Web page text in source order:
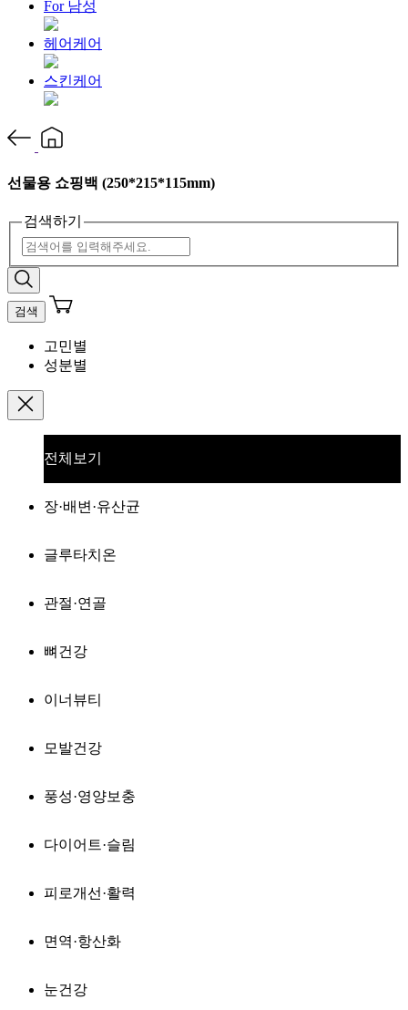
For 남성
헤어케어
스킨케어
선물용 쇼핑백 (250*215*115mm)
검색하기
검색
고민별
성분별
전체보기
장·배변·유산균
글루타치온
관절·연골
뼈건강
이너뷰티
모발건강
풍성·영양보충
다이어트·슬림
피로개선·활력
면역·항산화
눈건강